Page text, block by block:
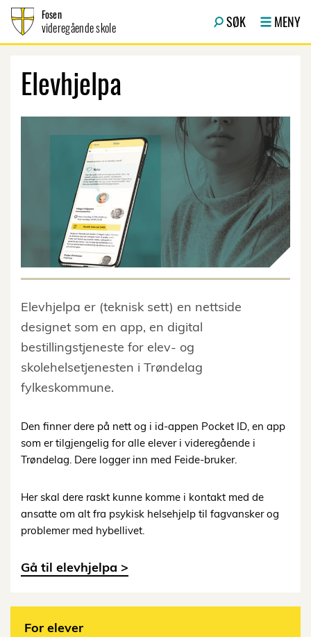
Fosen
videregående skole SØK MENY
Elevhjelpa
Elevhjelpa er (teknisk sett) en nettside
designet som en app, en digital
bestillingstjeneste for elev- og
skolehelsetjenesten i Trøndelag
fylkeskommune.
Den finner dere på nett og i id-appen Pocket ID, en app
som er tilgjengelig for alle elever i videregående i
Trøndelag. Dere logger inn med Feide-bruker.
Her skal dere raskt kunne komme i kontakt med de
ansatte om alt fra psykisk helsehjelp til fagvansker og
problemer med hybellivet.
Gå til elevhjelpa >
For elever